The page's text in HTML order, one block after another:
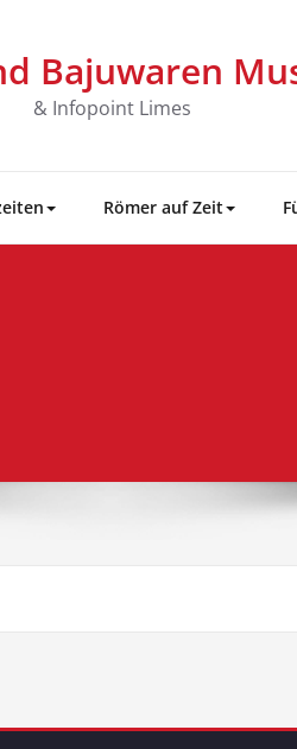
Bajuwaren
& Infopoint Limes
Römer auf Zeit